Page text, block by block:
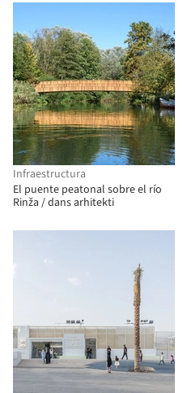
Infraestructura
El puente peatonal sobre el río
Rinža / dans arhitekti